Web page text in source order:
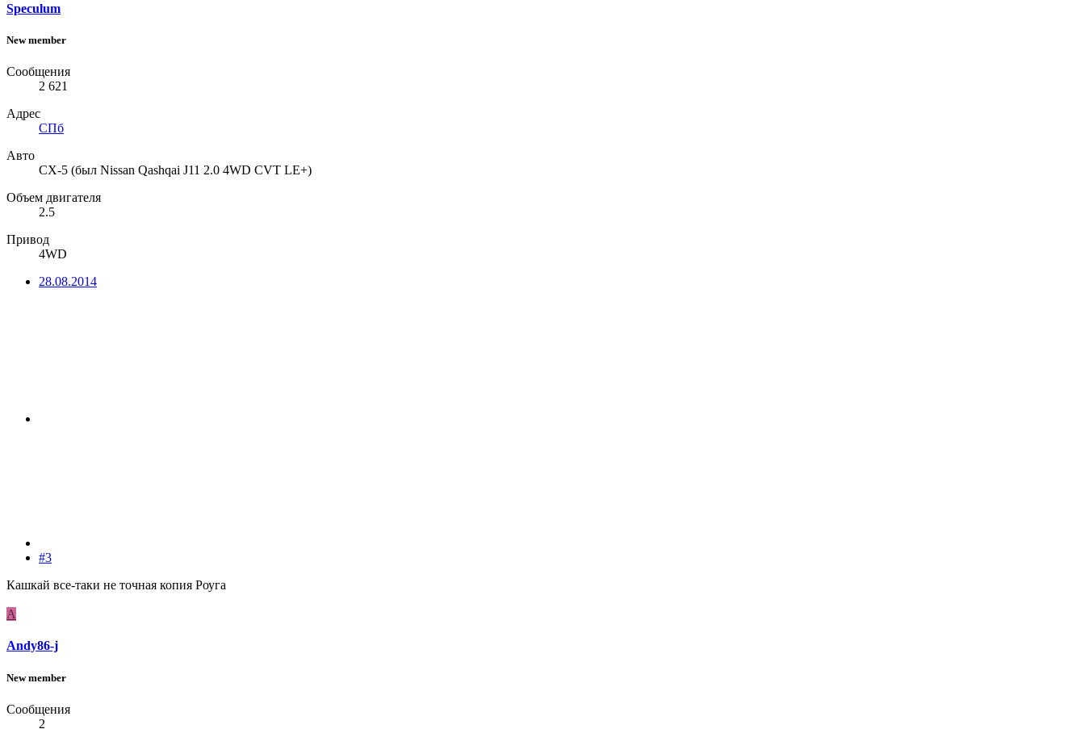
Speculum
New member
Сообщения
2 621
Адрес
СПб
Авто
СХ-5 (был Nissan Qashqai J11 2.0 4WD CVT LE+)
Объем двигателя
2.5
Привод
4WD
28.08.2014
#3
Кашкай все-таки не точная копия Роуга
A
Andy86-j
New member
Сообщения
2